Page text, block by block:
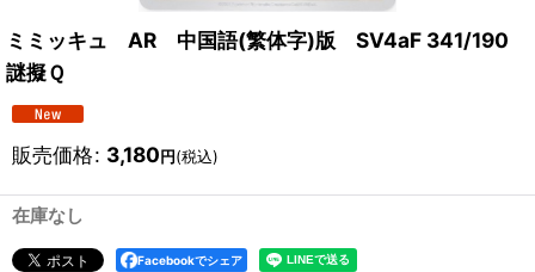
ミミッキュ AR 中国語(繁体字)版 SV4aF 341/190
謎擬Ｑ
販売価格: 3,180円(税込)
在庫なし
Facebookでシェア